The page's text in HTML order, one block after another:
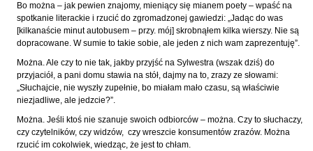
Gorszewski Paweł
Grodecki Andrzej
Gryko Krzysztof
Guillevic
Gwiazda-Elmerych Małgorzata
Hoffmann Krzysztof
Karol Samsel Autodafe 8
Karol SamselCairo Declaration
Andrzej WojciechowskiNędza do całowania
Bo można – jak pewien znajomy, mieniący się mianem poety – wpaść na
spotkanie literackie i rzucić do zgromadzonej gawiedzi: „Jadąc do was
[kilkanaście minut autobusem – przy. mój] skrobnąłem kilka wierszy. Nie są
dopracowane. W sumie to takie sobie, ale jeden z nich wam zaprezentuję”.
Można. Ale czy to nie tak, jakby przyjść na Sylwestra (wszak dziś) do
przyjaciół, a pani domu stawia na stół, dajmy na to, zrazy ze słowami:
„Słuchajcie, nie wyszły zupełnie, bo miałam mało czasu, są właściwie
niezjadliwe, ale jedzcie?”.
Można. Jeśli ktoś nie szanuje swoich odbiorców – można. Czy to słuchaczy,
czy czytelników, czy widzów, czy wreszcie konsumentów zrazów. Można
rzucić im cokolwiek, wiedząc, że jest to chłam.